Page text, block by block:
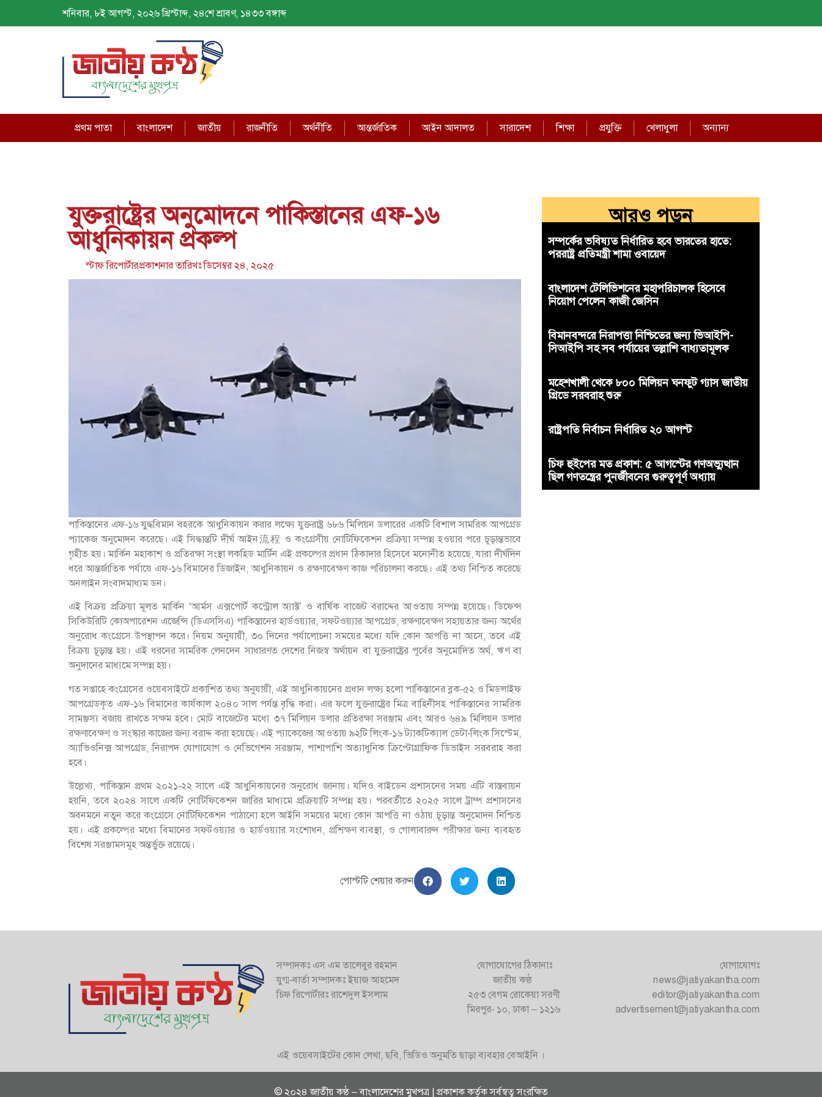
শনিবার, ৮ই আগস্ট, ২০২৬ খ্রিস্টাব্দ, ২৪শে শ্রাবণ, ১৪৩৩ বঙ্গাব্দ
প্রথম পাতা বাংলাদেশ জাতীয় রাজনীতি অর্থনীতি আন্তর্জাতিক আইন আদালত সারাদেশ শিক্ষা প্রযুক্তি খেলাধুলা অন্যান্য
যুক্তরাষ্ট্রের অনুমোদনে পাকিস্তানের এফ-১৬
আধুনিকায়ন প্রকল্প
স্টাফ রিপোর্টারপ্রকাশনার তারিখঃডিসেম্বর ২৪, ২০২৫
পাকিস্তানের এফ-১৬ যুদ্ধবিমান বহরকে আধুনিকায়ন করার লক্ষ্যে যুক্তরাষ্ট্র ৬৮৬ মিলিয়ন ডলারের একটি বিশাল সামরিক আপগ্রেড
প্যাকেজ অনুমোদন করেছে। এই সিদ্ধান্তটি দীর্ঘ আইন流程 ও কংগ্রেসীয় নোটিফিকেশন প্রক্রিয়া সম্পন্ন হওয়ার পরে চূড়ান্তভাবে
গৃহীত হয়। মার্কিন মহাকাশ ও প্রতিরক্ষা সংস্থা লকহিড মার্টিন এই প্রকল্পের প্রধান ঠিকাদার হিসেবে মনোনীত হয়েছে, যারা দীর্ঘদিন
ধরে আন্তর্জাতিক পর্যায়ে এফ-১৬ বিমানের ডিজাইন, আধুনিকায়ন ও রক্ষণাবেক্ষণ কাজ পরিচালনা করছে। এই তথ্য নিশ্চিত করেছে
অনলাইন সংবাদমাধ্যম ডন।
এই বিক্রয় প্রক্রিয়া মূলত মার্কিন ‘আর্মস এক্সপোর্ট কন্ট্রোল অ্যাক্ট’ ও বার্ষিক বাজেট বরাদ্দের আওতায় সম্পন্ন হয়েছে। ডিফেন্স
সিকিউরিটি কোঅপারেশন এজেন্সি (ডিএসসিএ) পাকিস্তানের হার্ডওয়্যার, সফটওয়্যার আপগ্রেড, রক্ষণাবেক্ষণ সহায়তার জন্য অর্থের
অনুরোধ কংগ্রেসে উপস্থাপন করে। নিয়ম অনুযায়ী, ৩০ দিনের পর্যালোচনা সময়ের মধ্যে যদি কোন আপত্তি না আসে, তবে এই
বিক্রয় চূড়ান্ত হয়। এই ধরনের সামরিক লেনদেন সাধারণত দেশের নিজস্ব অর্থায়ন বা যুক্তরাষ্ট্রের পূর্বের অনুমোদিত অর্থ, ঋণ বা
অনুদানের মাধ্যমে সম্পন্ন হয়।
গত সপ্তাহে কংগ্রেসের ওয়েবসাইটে প্রকাশিত তথ্য অনুযায়ী, এই আধুনিকায়নের প্রধান লক্ষ্য হলো পাকিস্তানের ব্লক-৫২ ও মিডলাইফ
আপগ্রেডকৃত এফ-১৬ বিমানের কার্যকাল ২০৪০ সাল পর্যন্ত বৃদ্ধি করা। এর ফলে যুক্তরাষ্ট্রের মিত্র বাহিনীসহ পাকিস্তানের সামরিক
সামঞ্জস্য বজায় রাখতে সক্ষম হবে। মোট বাজেটের মধ্যে ৩৭ মিলিয়ন ডলার প্রতিরক্ষা সরঞ্জাম এবং আরও ৬৪৯ মিলিয়ন ডলার
রক্ষণাবেক্ষণ ও সংস্কার কাজের জন্য বরাদ্দ করা হয়েছে। এই প্যাকেজের আওতায় ৯২টি লিংক-১৬ ট্যাকটিক্যাল ডেটা-লিংক সিস্টেম,
অ্যাভিওনিক্স আপগ্রেড, নিরাপদ যোগাযোগ ও নেভিগেশন সরঞ্জাম, পাশাপাশি অত্যাধুনিক ক্রিপ্টোগ্রাফিক ডিভাইস সরবরাহ করা
হবে।
উল্লেখ্য, পাকিস্তান প্রথম ২০২১-২২ সালে এই আধুনিকায়নের অনুরোধ জানায়। যদিও বাইডেন প্রশাসনের সময় এটি বাস্তবায়ন
হয়নি, তবে ২০২৪ সালে একটি নোটিফিকেশন জারির মাধ্যমে প্রক্রিয়াটি সম্পন্ন হয়। পরবর্তীতে ২০২৫ সালে ট্রাম্প প্রশাসনের
অবনমনে নতুন করে কংগ্রেসে নোটিফিকেশন পাঠানো হলে আইনি সময়ের মধ্যে কোন আপত্তি না ওঠায় চূড়ান্ত অনুমোদন নিশ্চিত
হয়। এই প্রকল্পের মধ্যে বিমানের সফটওয়্যার ও হার্ডওয়্যার সংশোধন, প্রশিক্ষণ ব্যবস্থা, ও গোলাবারুদ পরীক্ষার জন্য ব্যবহৃত
বিশেষ সরঞ্জামসমূহ অন্তর্ভুক্ত রয়েছে।
পোস্টটি শেয়ার করুন
আরও পড়ুন
সম্পর্কের ভবিষ্যত নির্ধারিত হবে ভারতের হাতে:
পররাষ্ট্র প্রতিমন্ত্রী শামা ওবায়েদ
বাংলাদেশ টেলিভিশনের মহাপরিচালক হিসেবে
নিয়োগ পেলেন কাজী জেসিন
বিমানবন্দরে নিরাপত্তা নিশ্চিতের জন্য ভিআইপি-
সিআইপি সহ সব পর্যায়ের তল্লাশি বাধ্যতামূলক
মহেশখালী থেকে ৮০০ মিলিয়ন ঘনফুট গ্যাস জাতীয়
গ্রিডে সরবরাহ শুরু
রাষ্ট্রপতি নির্বাচন নির্ধারিত ২০ আগস্ট
চিফ হুইপের মত প্রকাশ: ৫ আগস্টের গণঅভ্যুত্থান
ছিল গণতন্ত্রের পুনর্জীবনের গুরুত্বপূর্ণ অধ্যায়
সম্পাদকঃ এস এম তালেবুর রহমান
যুগ্ম-বার্তা সম্পাদকঃ ইয়াজ আহমেদ
চিফ রিপোর্টারঃ রাশেদুল ইসলাম
যোগাযোগের ঠিকানাঃ
জাতীয় কণ্ঠ
২৫৩ বেগম রোকেয়া সরণী
মিরপুর- ১০, ঢাকা – ১২১৬
যোগাযোগঃ
news@jatiyakantha.com
editor@jatiyakantha.com
advertisement@jatiyakantha.com
এই ওয়েবসাইটের কোন লেখা, ছবি, ভিডিও অনুমতি ছাড়া ব্যবহার বেআইনি ।
© ২০২৪ জাতীয় কণ্ঠ – বাংলাদেশের মুখপত্র | প্রকাশক কর্তৃক সর্বস্বত্ব সংরক্ষিত